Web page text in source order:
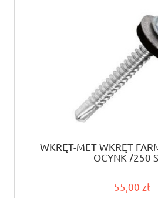
WKRĘT-MET WKRĘT
OCYNK /250
55,00 zł